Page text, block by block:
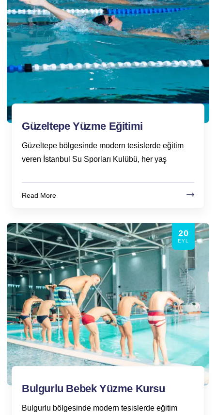
Güzeltepe Yüzme Eğitimi
Güzeltepe bölgesinde modern tesislerde eğitim
veren İstanbul Su Sporları Kulübü, her yaş
Read More
20
EYL
Bulgurlu Bebek Yüzme Kursu
Bulgurlu bölgesinde modern tesislerde eğitim